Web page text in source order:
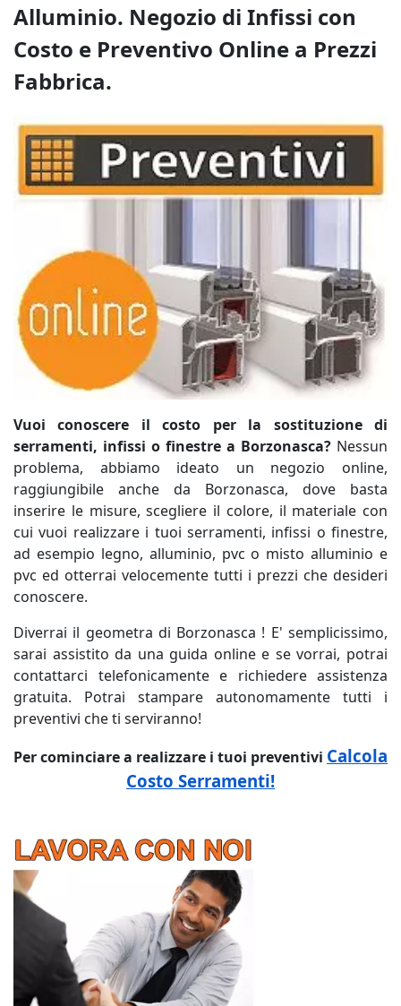
Alluminio. Negozio di Infissi con
Costo e Preventivo Online a Prezzi
Fabbrica.
Vuoi conoscere il costo per la sostituzione di
serramenti, infissi o finestre a Borzonasca? Nessun
problema, abbiamo ideato un negozio online,
raggiungibile anche da Borzonasca, dove basta
inserire le misure, scegliere il colore, il materiale con
cui vuoi realizzare i tuoi serramenti, infissi o finestre,
ad esempio legno, alluminio, pvc o misto alluminio e
pvc ed otterrai velocemente tutti i prezzi che desideri
conoscere.
Diverrai il geometra di Borzonasca ! E' semplicissimo,
sarai assistito da una guida online e se vorrai, potrai
contattarci telefonicamente e richiedere assistenza
gratuita. Potrai stampare autonomamente tutti i
preventivi che ti serviranno!
Per cominciare a realizzare i tuoi preventivi Calcola
Costo Serramenti!